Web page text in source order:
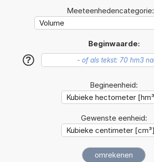
Meeteenhedencategorie:
Beginwaarde:
?
Begineenheid:
Gewenste eenheid: